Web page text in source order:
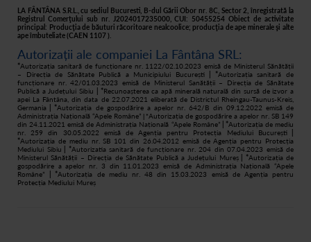
Filtre apă acasă
Asistență
Livrare
Retur
Cum cumpăr
LA FÂNTÂNA S.R.L., cu sediul Bucuresti, B-dul Gării Obor nr. 8C, Sector 2, înregistrată la
Registrul Comerţului sub nr. J2024017235000, CUI: 50455254 Obiect de activitate
principal: Producţia de băuturi răcoritoare nealcoolice; producţia de ape minerale şi alte
ape îmbuteliate (CAEN 1107 ).
Autorizații ale companiei La Fântâna SRL:
*Autorizația sanitară de funcționare nr. 1122/02.10.2023 emisă de Ministerul Sănătății
– Direcția de Sănătate Publică a Municipiului București
| *Autorizația sanitară de
funcționare nr. 42/01.03.2023 emisă de Ministerul Sanătății – Direcția de Sănătate
Publică a Județului Sibiu
| *Recunoașterea ca apă minerală naturală din sursă de izvor a
apei La Fântâna, din data de 22.07.2021 eliberată de Districtul Rheingau-Taunus-Kreis,
Germania
| *Autorizația de gospodărire a apelor nr. 642/B din 09.12.2022 emisă de
Administrația Națională “Apele Române” | *Autorizația de gospodărire a apelor nr. SB 149
din 24.11.2021 emisă de Administrația Națională “Apele Române”
| *Autorizația de mediu
nr. 259 din 30.05.2022 emisă de Agenția pentru Protecția Mediului București
*Autorizația de mediu nr. SB 101 din 26.04.2012 emisă de Agenția pentru Protecția
Mediului Sibiu | *Autorizatia sanitară de funcționare nr. 204 din 07.04.2023 emisă de
Ministerul Sănătății – Direcția de Sănătate Publică a Județului Mureș| *Autorizația de
gospodărire a apelor nr. 3 din 11.01.2023 emisă de Administrația Națională “Apele
Române”
| *Autorizația de mediu nr. 48 din 15.03.2023 emisă de Agenția pentru
Protecția Mediului Mureș